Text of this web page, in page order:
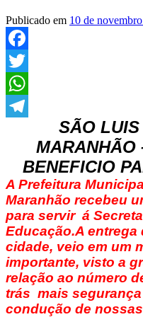
Publicado em 10 de
Facebook
Twitter
WhatsApp
SÃO
MARANHÃO
BENEFICIO
A Prefeitura
Maranhão recebeu
para servir á
Educação.A entrega
cidade, veio em um
importante, visto a
relação ao número
trás mais
condução de